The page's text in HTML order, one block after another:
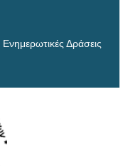
Ενημερωτικές Δράσεις